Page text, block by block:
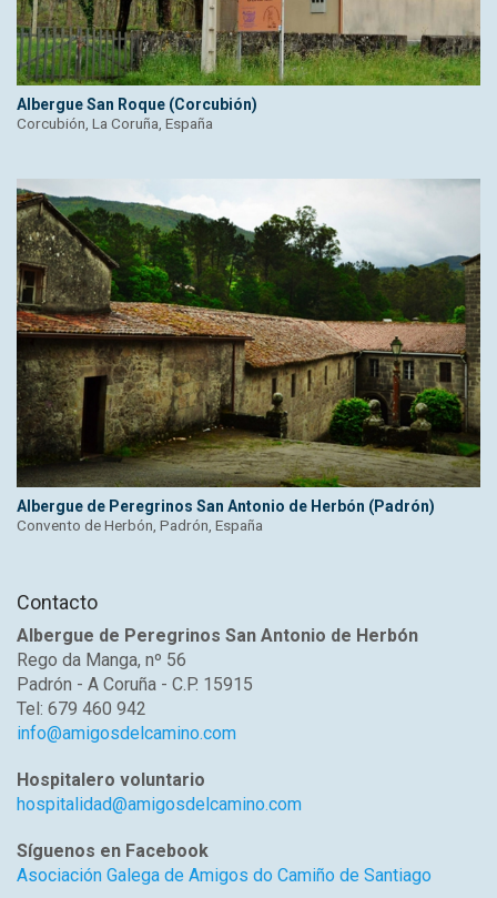
Albergue San Roque (Corcubión)
Corcubión, La Coruña, España
Albergue de Peregrinos San Antonio de Herbón (Padrón)
Convento de Herbón, Padrón, España
Contacto
Albergue de Peregrinos San Antonio de Herbón
Rego da Manga, nº 56
Padrón - A Coruña - C.P. 15915
Tel: 679 460 942
info@amigosdelcamino.com
Hospitalero voluntario
hospitalidad@amigosdelcamino.com
Síguenos en Facebook
Asociación Galega de Amigos do Camiño de Santiago